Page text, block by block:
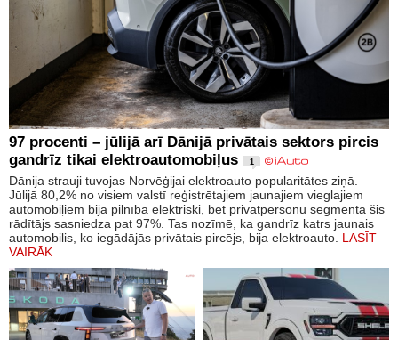
97 procenti – jūlijā arī Dānijā privātais sektors pircis
gandrīz tikai elektroautomobiļus
1
Dānija strauji tuvojas Norvēģijai elektroauto popularitātes ziņā.
Jūlijā 80,2% no visiem valstī reģistrētajiem jaunajiem vieglajiem
automobiļiem bija pilnībā elektriski, bet privātpersonu segmentā šis
rādītājs sasniedza pat 97%. Tas nozīmē, ka gandrīz katrs jaunais
automobilis, ko iegādājās privātais pircējs, bija elektroauto. LASĪT
VAIRĀK